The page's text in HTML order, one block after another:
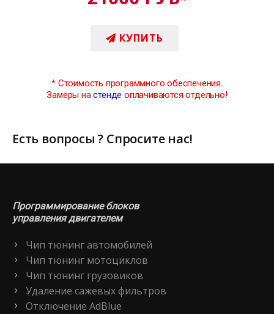
КУПИТЬ
* Стоимость программного обеспечения.
Замеры настенде оплачиваются отдельно!
Есть вопросы ? Спросите нас!
Программирование блоков
управления двигателем
Чип тюнинг автомобилей
Чип тюнинг мотоциклов
Чип тюнинг грузовиков
Удаление сажевых фильтров
Отключение AdBlue